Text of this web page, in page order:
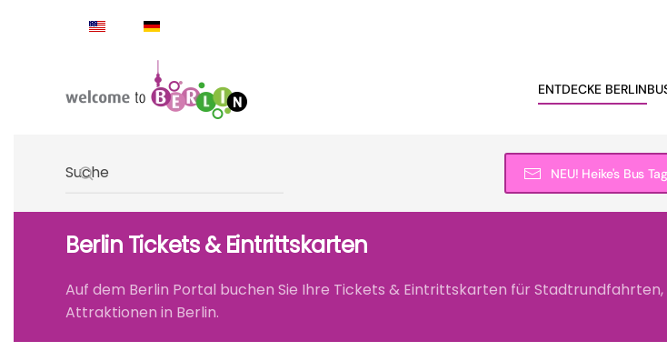
ENTDECKE BERLIN
NEU! Heike's Bus
Berlin Tickets & Eintrittskarten
Auf dem Berlin Portal buchen Sie Ihre Tickets & Eintrittskarten für
Attraktionen in Berlin.